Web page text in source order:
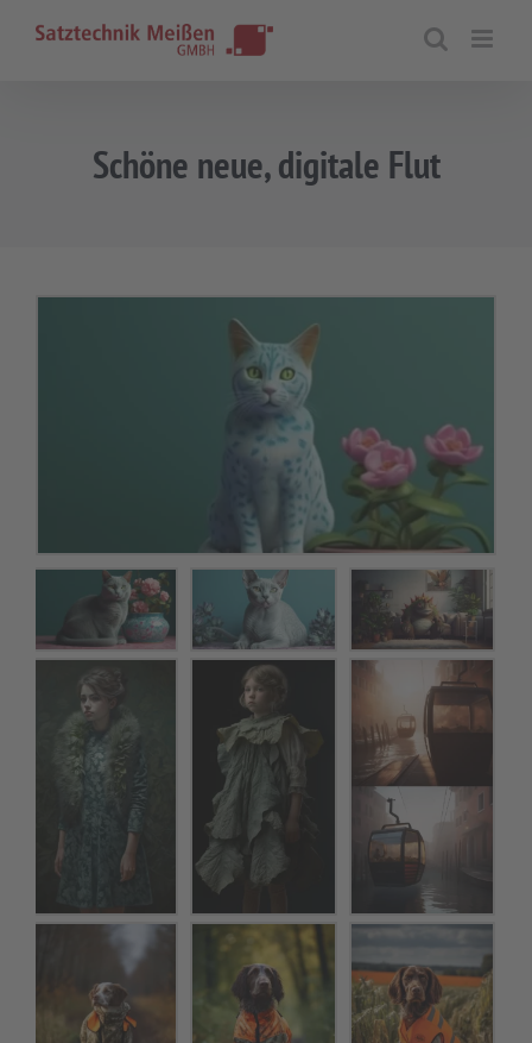
Inhalt
Schöne neue, digitale Flut